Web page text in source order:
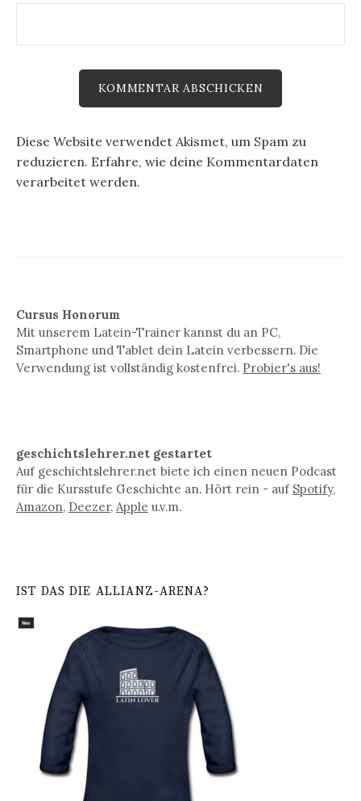
Diese Website verwendet Akismet, um Spam zu
reduzieren. Erfahre, wie deine Kommentardaten
verarbeitet werden.
Cursus Honorum
Mit unserem Latein-Trainer kannst du an PC,
Smartphone und Tablet dein Latein verbessern. Die
Verwendung ist vollständig kostenfrei. Probier's aus!
geschichtslehrer.net gestartet
Auf geschichtslehrer.net biete ich einen neuen Podcast
für die Kursstufe Geschichte an. Hört rein - auf Spotify,
Amazon, Deezer, Apple u.v.m.
IST DAS DIE ALLIANZ-ARENA?